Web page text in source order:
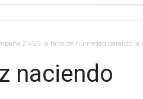
“La medicina nos salvó”: la
Firmat será sede del segundo
24/25: la falta de humedad paralizó
naciendo